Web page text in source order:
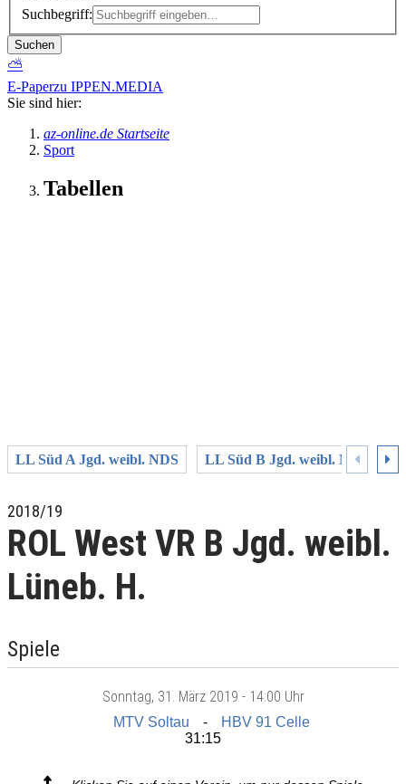
Suchbegriff:
Suchen
⛅
E-Paperzu IPPEN.MEDIA
Sie sind hier:
az-online.de Startseite
Sport
Tabellen
LL Süd A Jgd. weibl. NDS LL Süd B Jgd. weibl. NDS
2018/19
ROL West VR B Jgd. weibl.
Lüneb. H.
Spiele
Sonntag, 31. März 2019 - 14:00 Uhr
MTV Soltau
HBV 91 Celle
31:15